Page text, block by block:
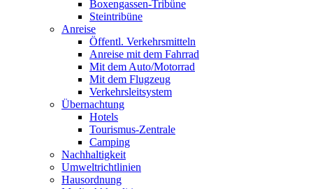
Boxengassen-Tribüne
Steintribüne
Anreise
Öffentl. Verkehrsmitteln
Anreise mit dem Fahrrad
Mit dem Auto/Motorrad
Mit dem Flugzeug
Verkehrsleitsystem
Übernachtung
Hotels
Tourismus-Zentrale
Camping
Nachhaltigkeit
Umweltrichtlinien
Hausordnung